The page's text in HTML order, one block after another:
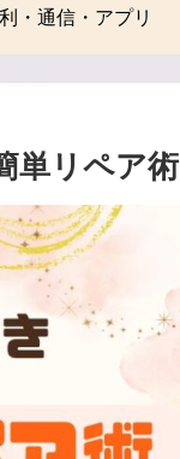
・通信・アプリ
単リペア術